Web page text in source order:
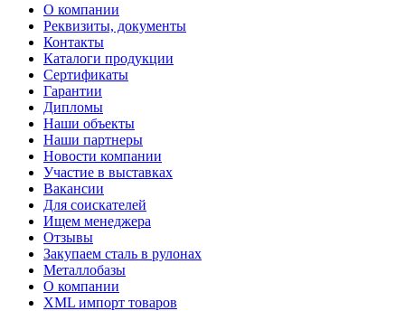
О компании
Реквизиты, документы
Контакты
Каталоги продукции
Сертификаты
Гарантии
Дипломы
Наши объекты
Наши партнеры
Новости компании
Участие в выставках
Вакансии
Для соискателей
Ищем менеджера
Отзывы
Закупаем сталь в рулонах
Металлобазы
О компании
XML импорт товаров